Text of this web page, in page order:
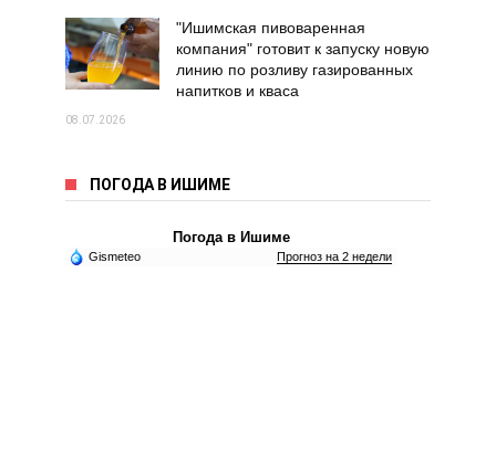
"Ишимская пивоваренная
компания" готовит к запуску новую
линию по розливу газированных
напитков и кваса
08.07.2026
ПОГОДА В ИШИМЕ
Погода в Ишиме
Gismeteo Прогноз на 2 недели